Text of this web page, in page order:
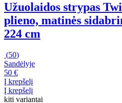
Užuolaidos strypas
plieno, matinės
224 cm
(50)
Sandėlyje
50 €
Į krepšelį
Į krepšelį
kiti variantai